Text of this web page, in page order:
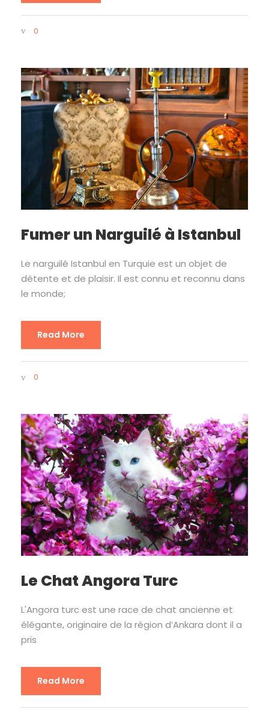
0
Fumer un Narguilé à Istanbul
Le narguilé Istanbul en Turquie est un objet de
détente et de plaisir. Il est connu et reconnu dans
le monde;
Read More
0
Le Chat Angora Turc
L'Angora turc est une race de chat ancienne et
élégante, originaire de la région d’Ankara dont il a
pris
Read More